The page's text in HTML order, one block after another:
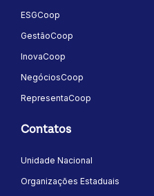
ESGCoop
GestãoCoop
InovaCoop
NegóciosCoop
RepresentaCoop
Contatos
Unidade Nacional
Organizações Estaduais